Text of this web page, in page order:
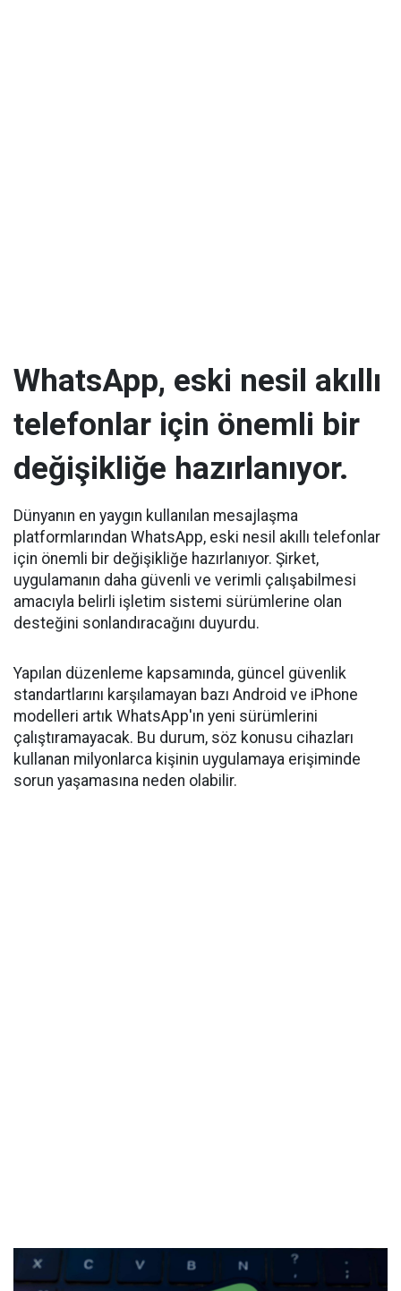
WhatsApp, eski nesil akıllı
telefonlar için önemli bir
değişikliğe hazırlanıyor.
Dünyanın en yaygın kullanılan mesajlaşma
platformlarından WhatsApp, eski nesil akıllı telefonlar
için önemli bir değişikliğe hazırlanıyor. Şirket,
uygulamanın daha güvenli ve verimli çalışabilmesi
amacıyla belirli işletim sistemi sürümlerine olan
desteğini sonlandıracağını duyurdu.
Yapılan düzenleme kapsamında, güncel güvenlik
standartlarını karşılamayan bazı Android ve iPhone
modelleri artık WhatsApp'ın yeni sürümlerini
çalıştıramayacak. Bu durum, söz konusu cihazları
kullanan milyonlarca kişinin uygulamaya erişiminde
sorun yaşamasına neden olabilir.